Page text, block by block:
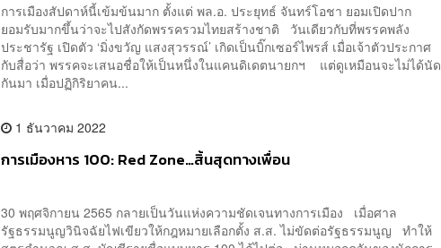
การเมืองสัปดาห์นี้เข้มข้นมาก ตั้งแต่ พล.อ. ประยุทธ์ จันทร์โอชา ยอมเปิดปาก
ยอมรับมากขึ้นว่าจะไปสังกัดพรรครวมไทยสร้างชาติ วันเดียวกับที่พรรคพลัง
ประชารัฐ เปิดตัว ‘มิ่งขวัญ แสงสุวรรณ์’ เกิดเป็นบิ๊กเซอร์ไพรส์ เมื่อเจ้าตัวประกาศ
กับสื่อว่า พรรคจะเสนอชื่อให้เป็นหนึ่งในแคนดิเดตนายกฯ แต่ดูเหมือนจะไม่ได้นัด
กันมา เมื่อปฏิกิริยาคน...
1 ธันวาคม 2022
การเมืองหาร 100: Red Zone…สิ้นสุดทางเพื่อน
30 พฤศจิกายน 2565 กลายเป็นวันแห่งความชัดเจนทางการเมือง เมื่อศาล
รัฐธรรมนูญวินิจฉัยไฟเขียวให้กฎหมายเลือกตั้ง ส.ส. ไม่ขัดต่อรัฐธรรมนูญ ทำให้